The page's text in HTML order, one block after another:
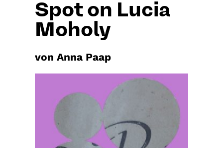
Spot on Lucia
Moholy
von Anna Paap